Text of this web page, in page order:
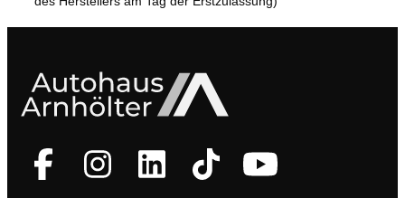
instagram
linkedintiktok
youtube